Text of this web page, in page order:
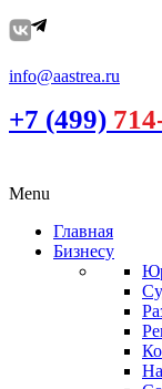
info@aastrea.ru
+7 (499)
Menu
Главная
Бизнесу